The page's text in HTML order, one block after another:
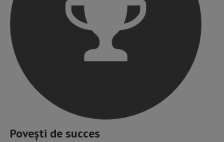
Povești de succes